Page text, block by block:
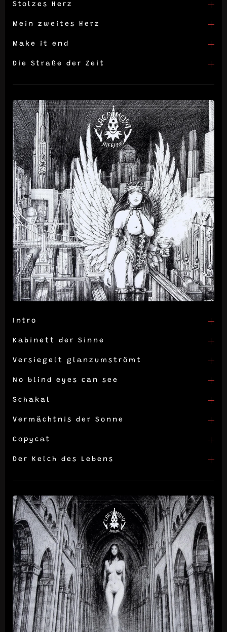
Stolzes Herz
Mein zweites Herz
Make it end
Die Straße der Zeit
Intro
Kabinett der Sinne
Versiegelt glanzumströmt
No blind eyes can see
Schakal
Vermächtnis der Sonne
Copycat
Der Kelch des Lebens